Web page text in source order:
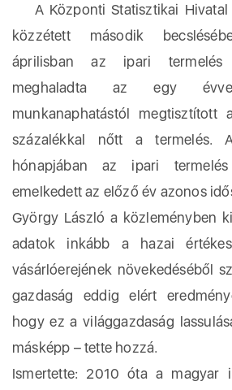
A Központi Statisztikai Hivatal
közzétett második
áprilisban az ipari termelés
meghaladta az egy
munkanaphatástól megtisztított
százalékkal nőtt a termelés.
hónapjában az ipari
emelkedett az előző év azonos
György László a közleményben
adatok inkább a hazai
vásárlóerejének növekedéséből
gazdaság eddig elért
hogy ez a világgazdaság
másképp – tette hozzá.
Ismertette: 2010 óta a